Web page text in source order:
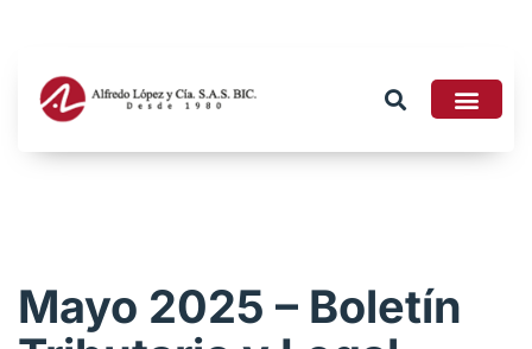
Mayo 2025 – Boletín